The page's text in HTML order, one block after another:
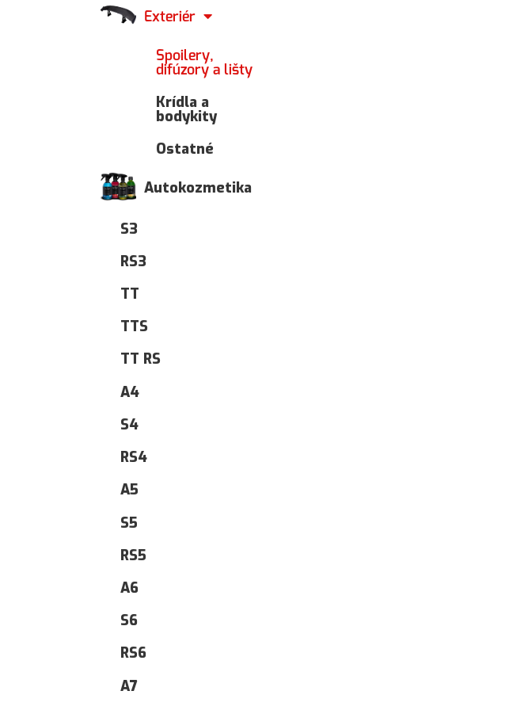
Exteriér
Spoilery,
difúzory a lišty
Krídla a
bodykity
Ostatné
Autokozmetika
S3
RS3
TT
TTS
TT RS
A4
S4
RS4
A5
S5
RS5
A6
S6
RS6
A7